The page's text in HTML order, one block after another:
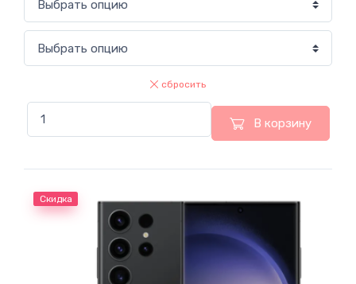
сбросить
В корзину
Скидка